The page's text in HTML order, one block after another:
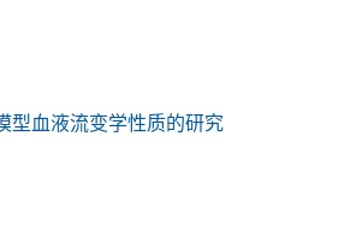
型血液流变学性质的研究